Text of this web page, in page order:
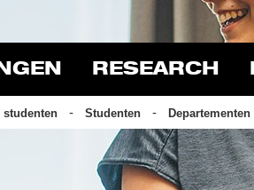
RESEARCH
studenten Studenten Departementen